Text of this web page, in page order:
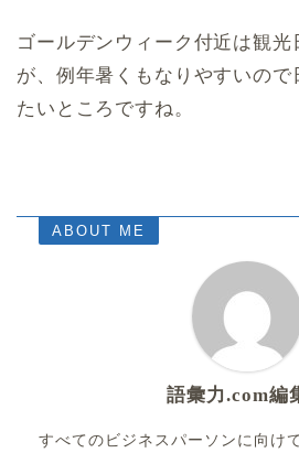
ゴールデンウィーク付近は観光
が、例年暑くもなりやすいので
たいところですね。
ABOUT ME
語彙力.com編
すべてのビジネスパーソンに向け